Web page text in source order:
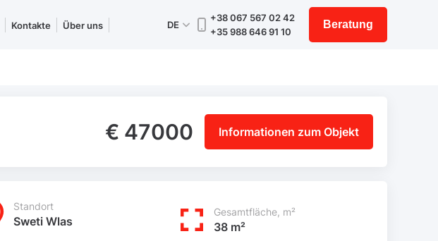
Kontakte Über uns DE
+38 067 567 02 42
+35 988 646 91 10
Beratung
€ 47000 Informationen zum Objekt
Standort
Sweti Wlas
Gesamtfläche, m²
38 m²